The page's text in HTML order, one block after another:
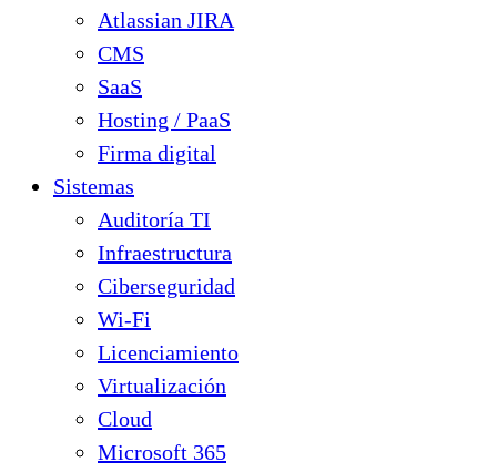
Atlassian JIRA
CMS
SaaS
Hosting / PaaS
Firma digital
Sistemas
Auditoría TI
Infraestructura
Ciberseguridad
Wi-Fi
Licenciamiento
Virtualización
Cloud
Microsoft 365